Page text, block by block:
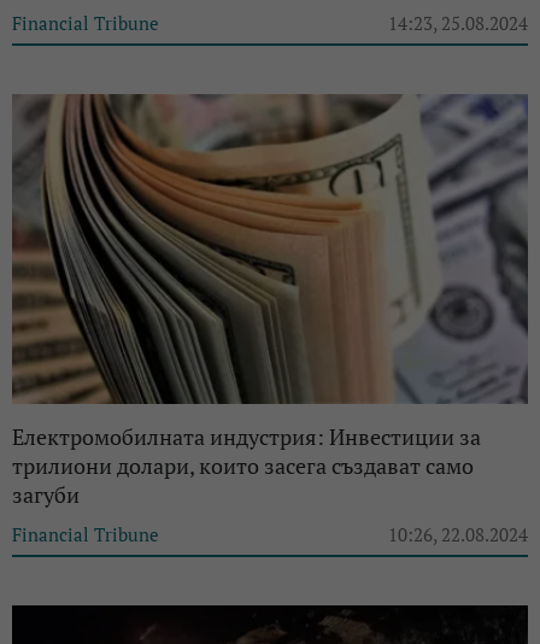
Financial Tribune 14:23, 25.08.2024
Електромобилната индустрия: Инвестиции за
трилиони долари, които засега създават само
загуби
Financial Tribune 10:26, 22.08.2024